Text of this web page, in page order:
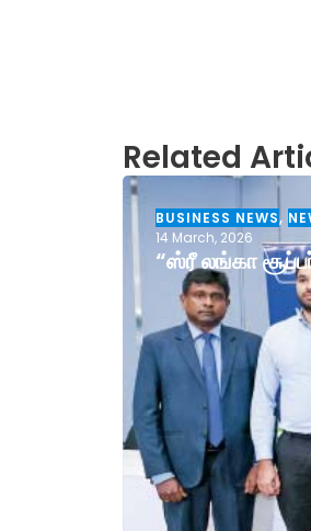
Related
BUSINESS NEWS,
14 March, 2026
“ஸ்ரீ லங்கா